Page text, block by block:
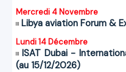
Mercredi 4 Novembre
Libya aviation Forum &
Lundi 14 Décembre
ISAT Dubai -
(au 15/12/2026)